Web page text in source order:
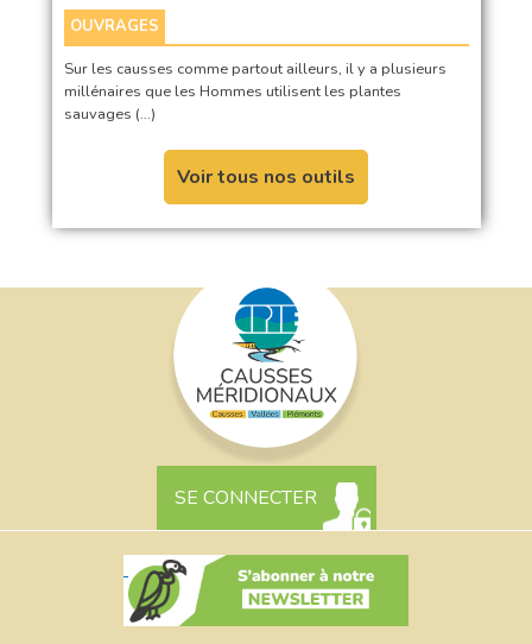
OUVRAGES
Sur les causses comme partout ailleurs, il y a plusieurs
millénaires que les Hommes utilisent les plantes
sauvages (…)
Voir tous nos outils
SE CONNECTER